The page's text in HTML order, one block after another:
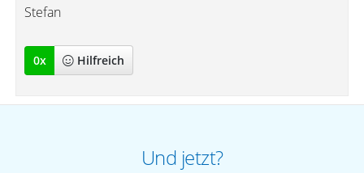
Stefan
0x Hilfreich
Und jetzt?